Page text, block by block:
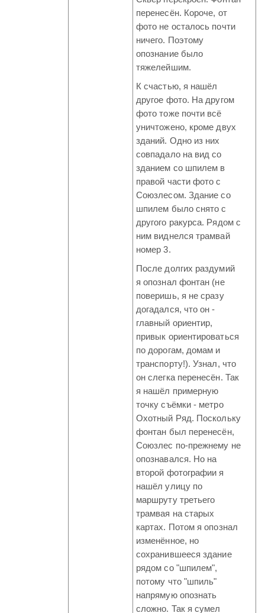
перенесён. Короче, от
фото не осталось почти
ничего. Поэтому
опознание было
тяжелейшим.
К счастью, я нашёл
другое фото. На другом
фото тоже почти всё
уничтожено, кроме двух
зданий. Одно из них
совпадало на вид со
зданием со шпилем в
правой части фото с
Союзлесом. Здание со
шпилем было снято с
другого ракурса. Рядом с
ним виднелся трамвай
номер 3.
После долгих раздумий
я опознал фонтан (не
поверишь, я не сразу
догадался, что он -
главный ориентир,
привык ориентироваться
по дорогам, домам и
транспорту!). Узнал, что
он слегка перенесён. Так
я нашёл примерную
точку съёмки - метро
Охотный Ряд. Поскольку
фонтан был перенесён,
Союзлес по-прежнему не
опознавался. Но на
второй фотографии я
нашёл улицу по
маршруту третьего
трамвая на старых
картах. Потом я опознал
изменённое, но
сохранившееся здание
рядом со "шпилем",
потому что "шпиль"
напрямую опознать
сложно. Так я сумел